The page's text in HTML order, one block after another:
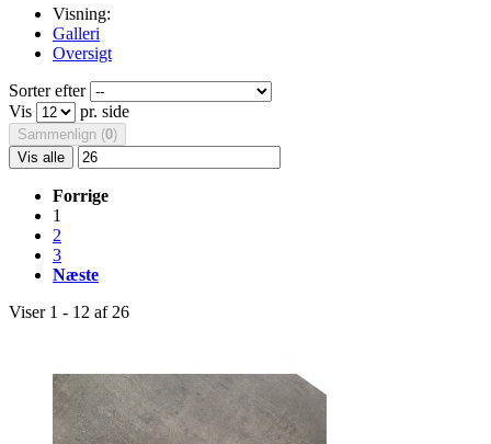
Visning:
Galleri
Oversigt
Sorter efter
Vis
pr. side
Sammenlign (0)
Vis alle
Forrige
1
2
3
Næste
Viser 1 - 12 af 26